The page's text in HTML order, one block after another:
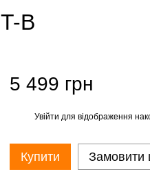
B
5 499 грн
Увійти для відображення
Купити Замовити